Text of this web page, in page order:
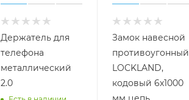
Держатель для
телефона
металлический
2.0
Замок навесной
противоугонный
LOCKLAND,
кодовый 6х1000